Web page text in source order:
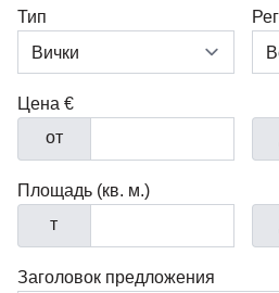
Тип
Цена €
от
Площадь (кв. м.)
т
Заголовок предложения